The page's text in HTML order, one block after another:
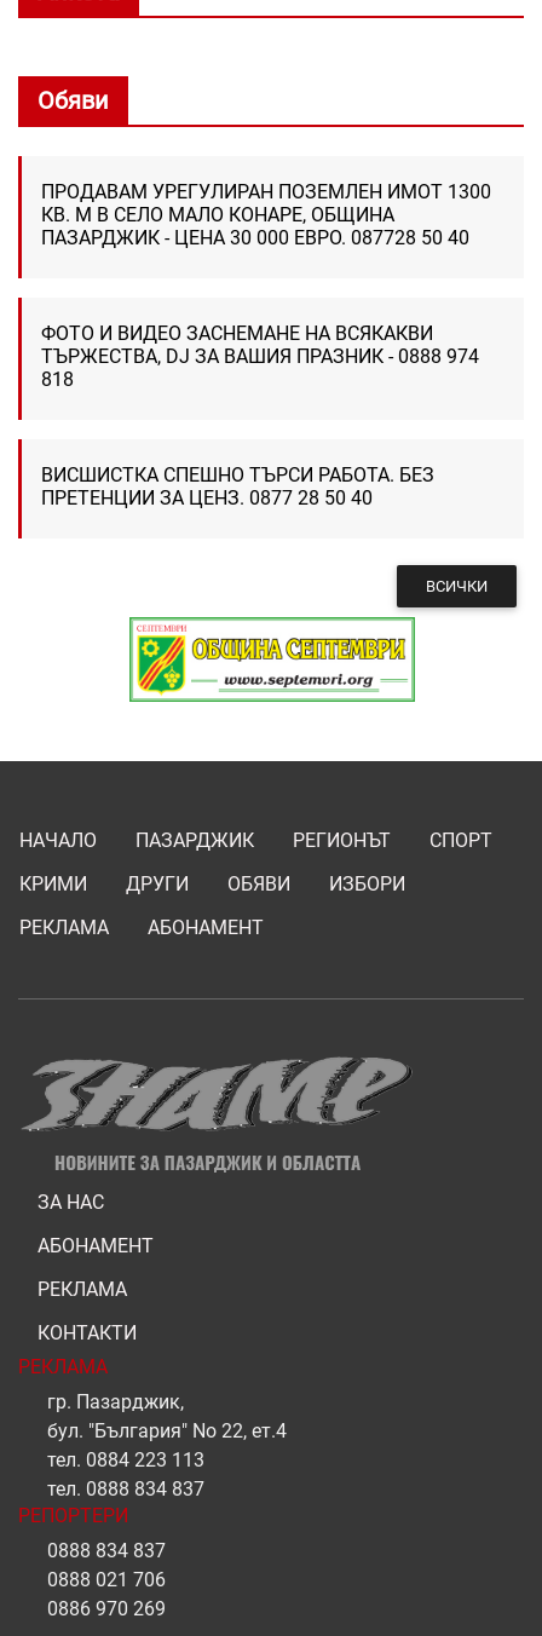
Обяви
ПРОДАВАМ УРЕГУЛИРАН ПОЗЕМЛЕН ИМОТ 1300
КВ. М В СЕЛО МАЛО КОНАРЕ, ОБЩИНА
ПАЗАРДЖИК - ЦЕНА 30 000 ЕВРО. 087728 50 40
ФОТО И ВИДЕО ЗАСНЕМАНЕ НА ВСЯКАКВИ
ТЪРЖЕСТВА, DJ ЗА ВАШИЯ ПРАЗНИК - 0888 974
818
ВИСШИСТКА СПЕШНО ТЪРСИ РАБОТА. БЕЗ
ПРЕТЕНЦИИ ЗА ЦЕНЗ. 0877 28 50 40
ВСИЧКИ
НАЧАЛО ПАЗАРДЖИК РЕГИОНЪТ
СПОРТ
КРИМИ
ДРУГИ ОБЯВИ
ИЗБОРИ
РЕКЛАМА
АБОНАМЕНТ
ЗА НАС
АБОНАМЕНТ
РЕКЛАМА
КОНТАКТИ
РЕКЛАМА
гр. Пазарджик,
бул. "България" No 22, ет.4
тел. 0884 223 113
тел. 0888 834 837
РЕПОРТЕРИ
0888 834 837
0888 021 706
0886 970 269